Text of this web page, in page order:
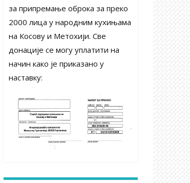
за припремање оброка за преко
2000 лица у народним кухињама
на Косову и Метохији. Све
донације се могу уплатити на
начин како је приказано у
наставку: